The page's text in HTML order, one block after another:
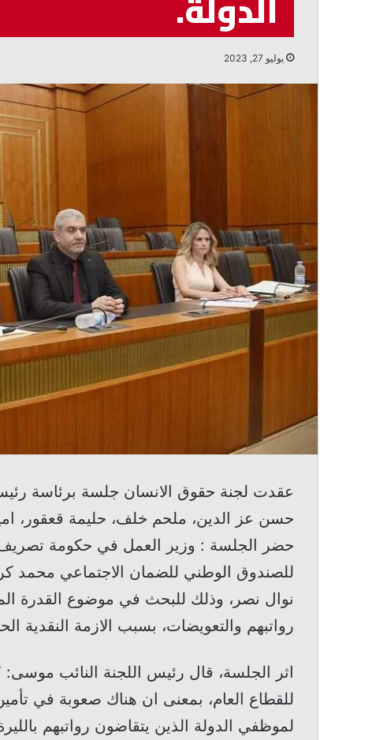
يوليو 27, 2023
عقدت لجنة حقوق الانسان جلسة برئاسة
حسن عز الدين، ملحم خلف، حليمة قعقور،
حضر الجلسة : وزير العمل في حكومة تصريف
للصندوق الوطني للضمان الاجتماعي محمد
نوال نصر، وذلك للبحث في موضوع القدرة
رواتبهم والتعويضات، بسبب الازمة النقدية
اثر الجلسة، قال رئيس اللجنة النائب موسى:
للقطاع العام، بمعنى ان هناك صعوبة في
لموظفي الدولة الذين يتقاضون رواتبهم
أغسطس 7, 2026
الخوري: لا مبرر لإبطاء تنفيذ القرار